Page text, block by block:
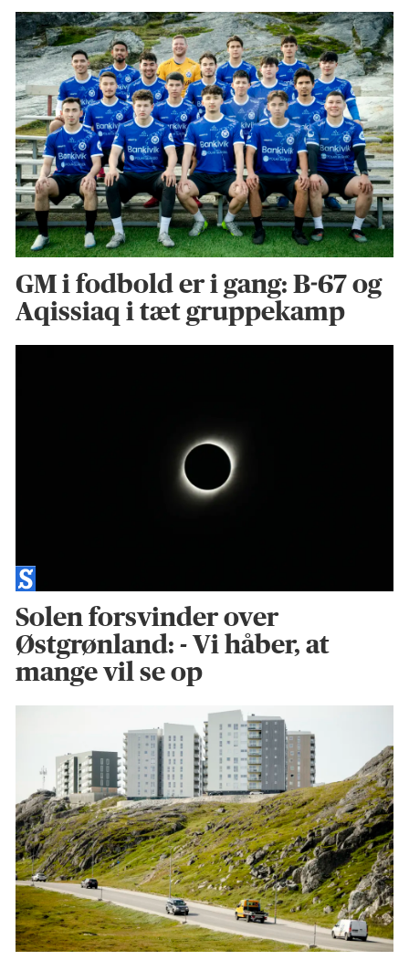
GM i fodbold er i gang: B-67 og
Aqissiaq i tæt gruppekamp
Solen forsvinder over
Østgrønland: - Vi håber, at
mange vil se op